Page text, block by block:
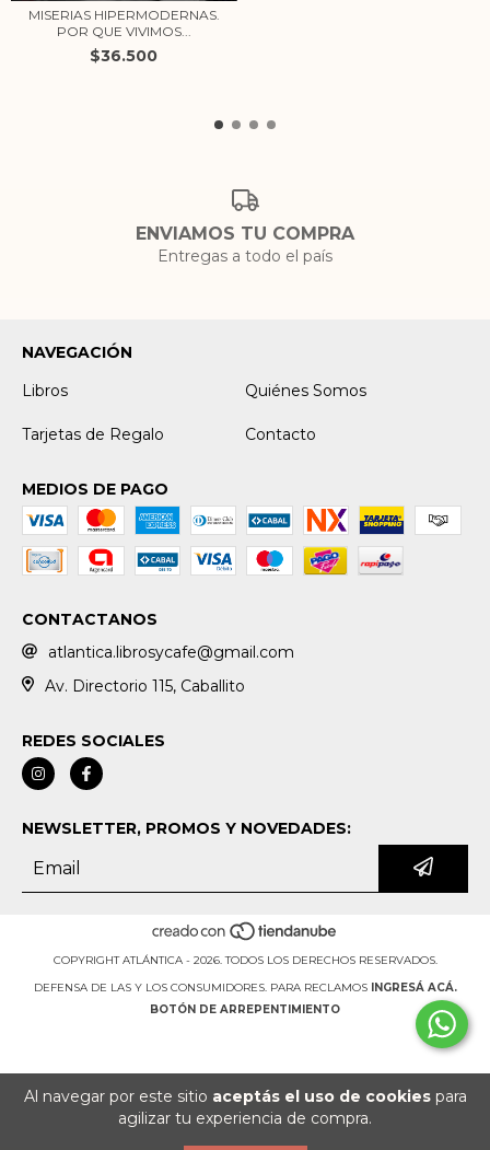
Al navegar por este sitio aceptás el uso de cookiespara
agilizar tu experiencia de compra.
MISERIAS HIPERMODERNAS.
POR QUE VIVIMOS...
$36.500
ENVIAMOS TU COMPRA
Entregas a todo el país
NAVEGACIÓN
Libros
Quiénes Somos
Tarjetas de Regalo Contacto
MEDIOS DE PAGO
CONTACTANOS
atlantica.librosycafe@gmail.com
Av. Directorio 115, Caballito
REDES SOCIALES
NEWSLETTER, PROMOS Y NOVEDADES:
COPYRIGHT ATLÁNTICA - 2026. TODOS LOS DERECHOS RESERVADOS.
DEFENSA DE LAS Y LOS CONSUMIDORES. PARA RECLAMOS INGRESÁ ACÁ.
BOTÓN DE ARREPENTIMIENTO